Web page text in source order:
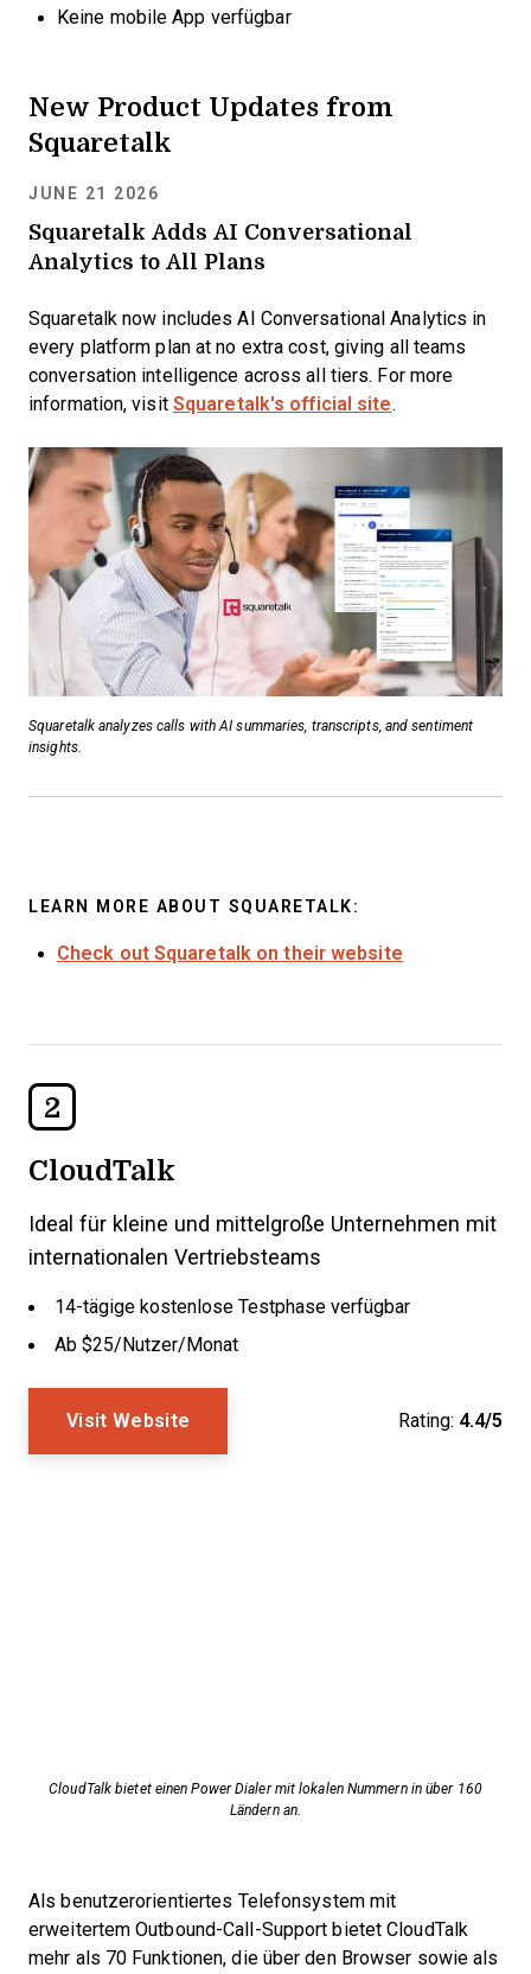
Keine mobile App verfügbar
New Product Updates from
Squaretalk
Squaretalk analyzes calls with AI summaries, transcripts, and sentiment
insights.
JUNE 21 2026
Squaretalk Adds AI Conversational
Analytics to All Plans
Squaretalk now includes AI Conversational Analytics in
every platform plan at no extra cost, giving all teams
conversation intelligence across all tiers. For more
information, visit Squaretalk's official site.
LEARN MORE ABOUT SQUARETALK:
Check out Squaretalk on their website
2
CloudTalk
Ideal für kleine und mittelgroße Unternehmen mit
internationalen Vertriebsteams
14-tägige kostenlose Testphase verfügbar
Ab $25/Nutzer/Monat
Visit Website Rating: 4.4/5
CloudTalk bietet einen Power Dialer mit lokalen Nummern in über 160
Ländern an.
Als benutzerorientiertes Telefonsystem mit
erweitertem Outbound-Call-Support bietet CloudTalk
mehr als 70 Funktionen, die über den Browser sowie als